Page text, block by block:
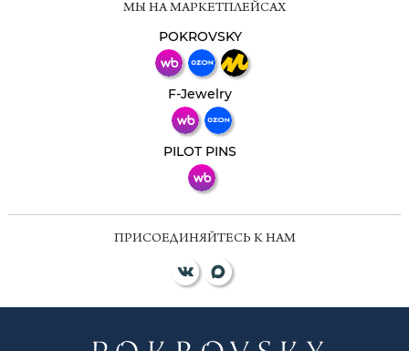
МЫ НА МАРКЕТПЛЕЙСАХ
POKROVSKY
F-Jewelry
PILOT PINS
ПРИСОЕДИНЯЙТЕСЬ К НАМ